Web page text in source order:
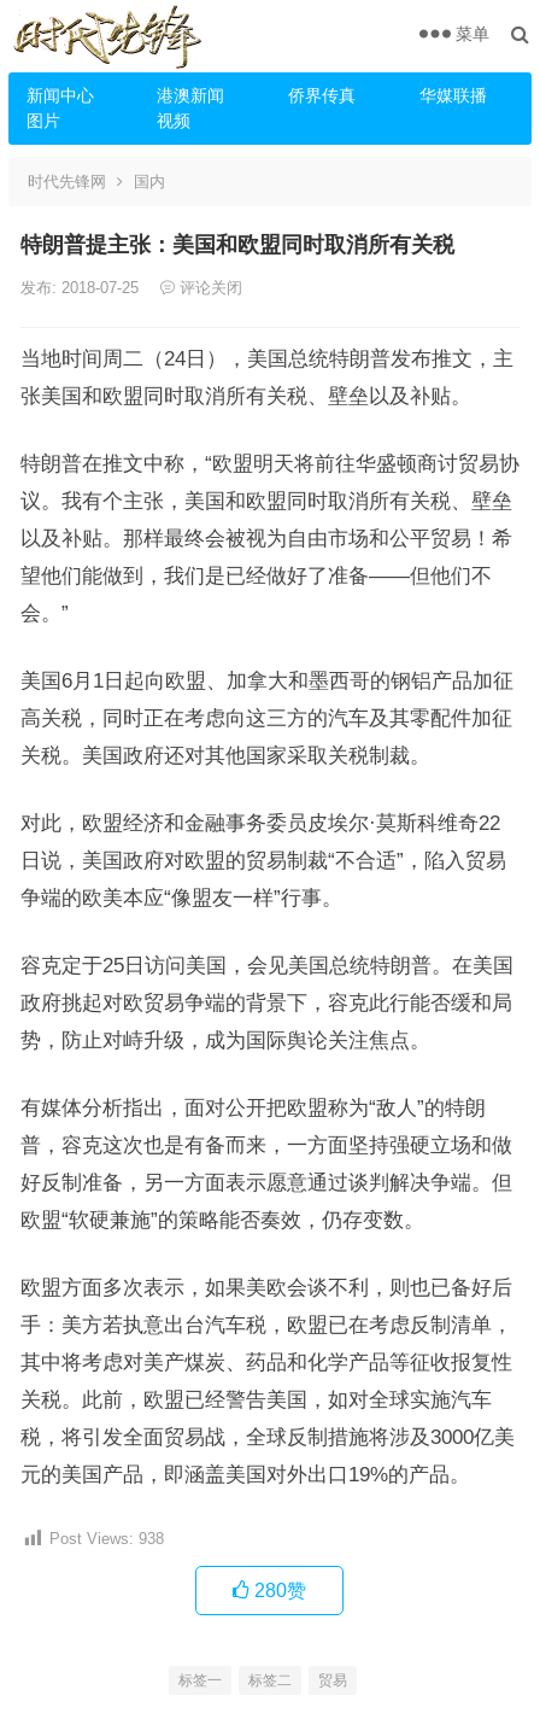
新闻中心 港澳新闻 侨界传真
华媒联播
图片
视频
菜单
时代先锋网 国内
特朗普提主张：美国和欧盟同时取消所有关税
发布: 2018-07-25 评论关闭
当地时间周二（24日），美国总统特朗普发布推文，主
张美国和欧盟同时取消所有关税、壁垒以及补贴。
特朗普在推文中称，“欧盟明天将前往华盛顿商讨贸易协
议。我有个主张，美国和欧盟同时取消所有关税、壁垒
以及补贴。那样最终会被视为自由市场和公平贸易！希
望他们能做到，我们是已经做好了准备——但他们不
会。”
美国6月1日起向欧盟、加拿大和墨西哥的钢铝产品加征
高关税，同时正在考虑向这三方的汽车及其零配件加征
关税。美国政府还对其他国家采取关税制裁。
对此，欧盟经济和金融事务委员皮埃尔·莫斯科维奇22
日说，美国政府对欧盟的贸易制裁“不合适”，陷入贸易
争端的欧美本应“像盟友一样”行事。
容克定于25日访问美国，会见美国总统特朗普。在美国
政府挑起对欧贸易争端的背景下，容克此行能否缓和局
势，防止对峙升级，成为国际舆论关注焦点。
有媒体分析指出，面对公开把欧盟称为“敌人”的特朗
普，容克这次也是有备而来，一方面坚持强硬立场和做
好反制准备，另一方面表示愿意通过谈判解决争端。但
欧盟“软硬兼施”的策略能否奏效，仍存变数。
欧盟方面多次表示，如果美欧会谈不利，则也已备好后
手：美方若执意出台汽车税，欧盟已在考虑反制清单，
其中将考虑对美产煤炭、药品和化学产品等征收报复性
关税。此前，欧盟已经警告美国，如对全球实施汽车
税，将引发全面贸易战，全球反制措施将涉及3000亿美
元的美国产品，即涵盖美国对外出口19%的产品。
Post Views: 938
280赞
标签一 标签二 贸易